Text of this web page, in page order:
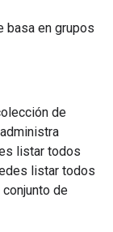
basa en grupos
de
listar todos
listar todos
de